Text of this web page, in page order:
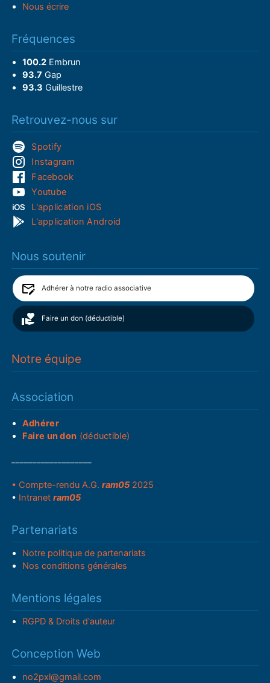
Nous écrire
Fréquences
100.2Embrun
93.7 Gap
93.3 Guillestre
Retrouvez-nous sur
Spotify
Instagram
Facebook
Youtube
L'application iOS
L'application Android
Nous soutenir
Adhérer à notre radio associative
Faire un don (déductible)
Notre équipe
Association
Adhérer
Faire un don (déductible)
• Compte-rendu A.G.ram05 2025
• Intranetram05
Partenariats
Notre politique de partenariats
Nos conditions générales
Mentions légales
RGPD & Droits d'auteur
Conception Web
no2pxl@gmail.com